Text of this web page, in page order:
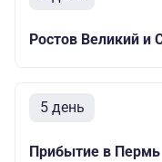
Ростов Великий и
5 день
Прибытие в Пермь